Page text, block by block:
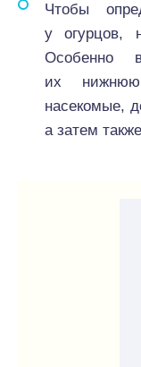
Чтобы
у огурцов,
Особенно
их нижнюю
насекомые,
а затем